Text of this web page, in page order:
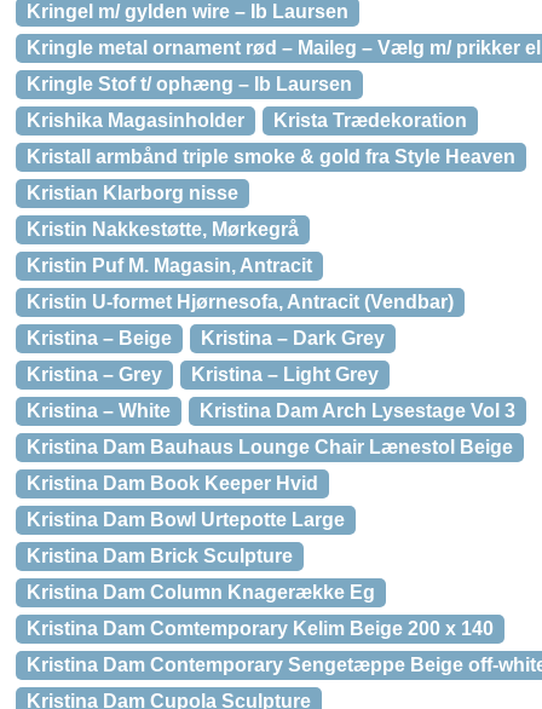
Kringel m/ gylden wire – Ib Laursen
Kringle metal ornament rød – Maileg – Vælg m/ prikker
Kringle Stof t/ ophæng – Ib Laursen
Krishika Magasinholder
Krista Trædekoration
Kristall armbånd triple smoke & gold fra Style Heaven
Kristian Klarborg nisse
Kristin Nakkestøtte, Mørkegrå
Kristin Puf M. Magasin, Antracit
Kristin U-formet Hjørnesofa, Antracit (Vendbar)
Kristina – Beige
Kristina – Dark Grey
Kristina – Grey
Kristina – Light Grey
Kristina – White
Kristina Dam Arch Lysestage Vol 3
Kristina Dam Bauhaus Lounge Chair Lænestol Beige
Kristina Dam Book Keeper Hvid
Kristina Dam Bowl Urtepotte Large
Kristina Dam Brick Sculpture
Kristina Dam Column Knagerække Eg
Kristina Dam Comtemporary Kelim Beige 200 x 140
Kristina Dam Contemporary Sengetæppe Beige off-
Kristina Dam Cupola Sculpture